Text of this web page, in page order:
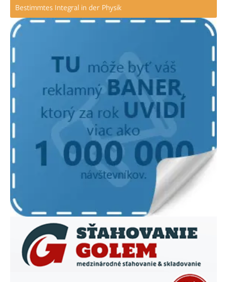
Bestimmtes Integral in der Physik